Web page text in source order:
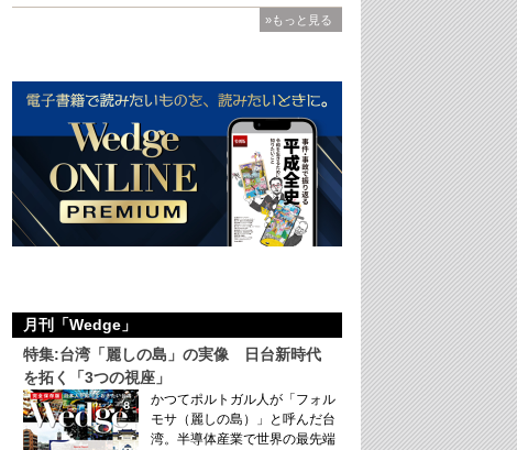
»もっと見る
月刊「Wedge」
特集:台湾「麗しの島」の実像 日台新時代
を拓く「3つの視座」
かつてポルトガル人が「フォル
モサ（麗しの島）」と呼んだ台
湾。半導体産業で世界の最先端